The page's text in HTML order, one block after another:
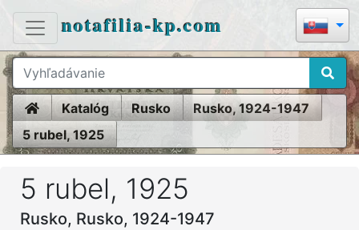
notafilia-kp.com
HomeKatalóg Rusko
Rusko, 1924-1947
5 rubel, 1925
5 rubel, 1925
Rusko, Rusko, 1924-1947